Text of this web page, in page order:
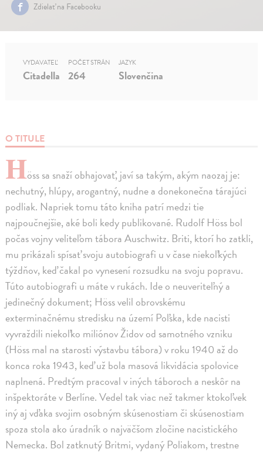
Zdielať na Facebooku
O TITULE
Höss sa snaží obhajovať, javí sa takým, akým naozaj je:
nechutný, hlúpy, arogantný, nudne a donekonečna tárajúci
podliak. Napriek tomu táto kniha patrí medzi tie
najpoučnejšie, aké boli kedy publikované. Rudolf Höss bol
počas vojny veliteľom tábora Auschwitz. Briti, ktorí ho zatkli,
mu prikázali spísať svoju autobiografi u v čase niekoľkých
týždňov, keď čakal po vynesení rozsudku na svoju popravu.
Túto autobiografi u máte v rukách. Ide o neuveriteľný a
jedinečný dokument; Höss velil obrovskému
exterminačnému stredisku na území Poľska, kde nacisti
vyvraždili niekoľko miliónov Židov od samotného vzniku
(Höss mal na starosti výstavbu tábora) v roku 1940 až do
konca roka 1943, keď už bola masová likvidácia spolovice
naplnená. Predtým pracoval v iných táboroch a neskôr na
inšpektoráte v Berlíne. Vedel tak viac než takmer ktokoľvek
iný aj vďaka svojim osobným skúsenostiam či skúsenostiam
spoza stola ako úradník o najväčšom zločine nacistického
Nemecka. Bol zatknutý Britmi, vydaný Poliakom, trestne
VYDAVATEĽ
Citadella
POČET STRÁN
264
JAZYK
Slovenčina